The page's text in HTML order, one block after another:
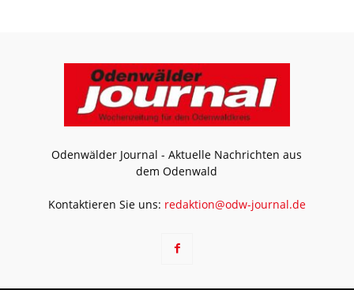
Odenwälder Journal - Aktuelle Nachrichten aus
dem Odenwald
Kontaktieren Sie uns: redaktion@odw-journal.de